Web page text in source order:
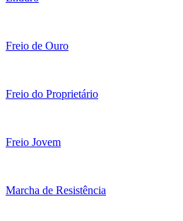
Freio de Ouro
Freio do Proprietário
Freio Jovem
Marcha de Resistência